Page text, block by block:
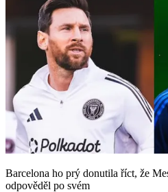
Barcelona ho prý donutila říct, že
odpověděl po svém